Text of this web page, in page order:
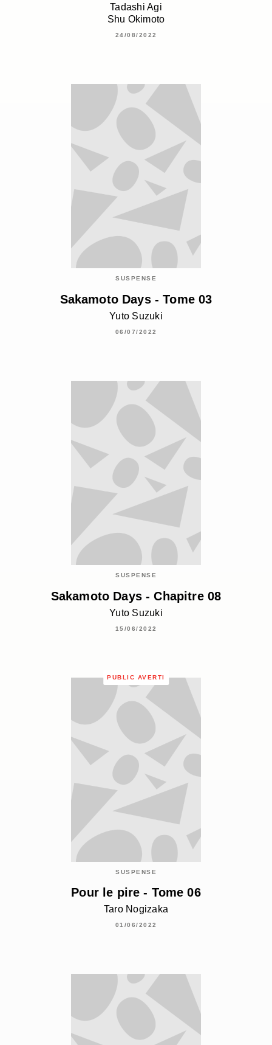
Tadashi Agi
Shu Okimoto
24/08/2022
SUSPENSE
Sakamoto Days - Tome 03
Yuto Suzuki
06/07/2022
SUSPENSE
Sakamoto Days - Chapitre 08
Yuto Suzuki
15/06/2022
PUBLIC AVERTI
SUSPENSE
Pour le pire - Tome 06
Taro Nogizaka
01/06/2022